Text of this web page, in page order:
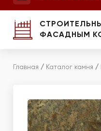
ФАСАДНЫМ
Главная / Каталог камня /